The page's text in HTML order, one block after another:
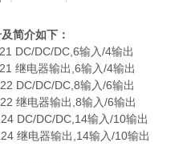
简介如下：
DC/DC/DC,6输入/4输出
继电器输出,6输入/4输出
DC/DC/DC,8输入/6输出
继电器输出,8输入/6输出
DC/DC/DC,14输入/10输出
继电器输出,14输入/10输出